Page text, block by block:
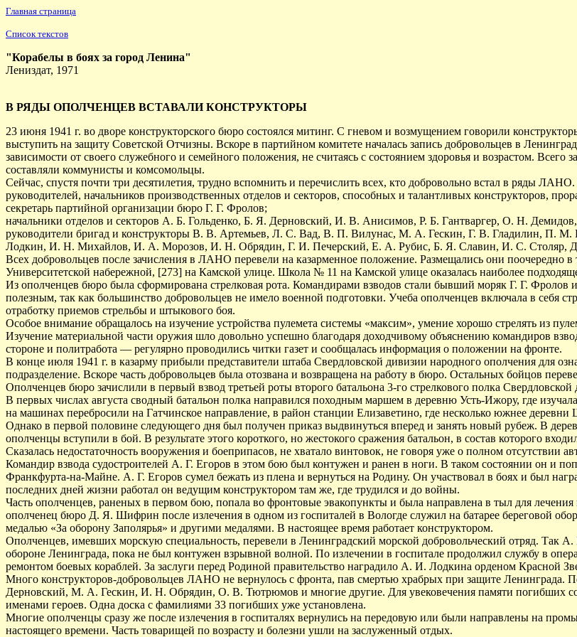
Главная страница
Список текстов
"Корабелы в боях за город Ленина"
Лениздат, 1971
В РЯДЫ ОПОЛЧЕНЦЕВ ВСТАВАЛИ КОНСТРУКТОРЫ
23 июня 1941 г. во дворе конструкторского бюро состоялся митинг. С гневом и возмущением говорили
выступить на защиту Советской Отчизны. Вскоре в партийном комитете началась запись добровольцев в
зависимости от своего служебного и семейного положения, не считаясь с состоянием здоровья и возрастом.
составляли коммунисты и комсомольцы.
Сейчас, спустя почти три десятилетия, трудно вспомнить и перечислить всех, кто добровольно встал в ряды
руководителей, начальников производственных отделов и секторов, способных и талантливых конструкторов,
секретарь партийной организации бюро Г. Г. Фролов;
начальники отделов и секторов А. Б. Гольденко, Б. Я. Дерновский, И. В. Анисимов, Р. Б. Гантваргер, О. Н.
руководители бригад и конструкторы В. В. Артемьев, Л. С. Вад, В. П. Вилунас, М. А. Гескин, Г. В. Гладилин, П.
Лодкин, И. Н. Михайлов, И. А. Морозов, И. Н. Обрядин, Г. И. Печерский, Е. А. Рубис, Б. Я. Славин, И. С. Столяр,
Всех добровольцев после зачисления в ЛАНО перевели на казарменное положение. Размещались они поочередно в
Университетской набережной, [273] на Камской улице. Школа № 11 на Камской улице оказалась наиболее
Из ополченцев бюро была сформирована стрелковая рота. Командирами взводов стали бывший моряк Г. Г.
полезным, так как большинство добровольцев не имело военной подготовки. Учеба ополченцев включала в себя
отработку приемов стрельбы и штыкового боя.
Особое внимание обращалось на изучение устройства пулемета системы «максим», умение хорошо стрелять из
Изучение материальной части оружия шло довольно успешно благодаря доходчивому объяснению командиров
стороне и политработа — регулярно проводились читки газет и сообщалась информация о положении на фронте.
В конце июля 1941 г. в казарму прибыли представители штаба Свердловской дивизии народного ополчения для
подразделение. Вскоре часть добровольцев была отозвана и возвращена на работу в бюро. Остальных бойцов
Ополченцев бюро зачислили в первый взвод третьей роты второго батальона 3-го стрелкового полка
В первых числах августа сводный батальон полка направился походным маршем в деревню Усть-Ижору, где
на машинах перебросили на Гатчинское направление, в район станции Елизаветино, где несколько южнее
Однако в первой половине следующего дня был получен приказ выдвинуться вперед и занять новый рубеж. В
ополченцы вступили в бой. В результате этого короткого, но жестокого сражения батальон, в состав которого
Сказалась недостаточность вооружения и боеприпасов, не хватало винтовок, не говоря уже о полном отсутствии
Командир взвода судостроителей А. Г. Егоров в этом бою был контужен и ранен в ноги. В таком состоянии он и
Франкфурта-на-Майне. А. Г. Егоров сумел бежать из плена и вернуться на Родину. Он участвовал в боях и был
последних дней жизни работал он ведущим конструктором там же, где трудился и до войны.
Часть ополченцев, раненых в первом бою, попала во фронтовые эвакопункты и была направлена в тыл для
ополченец бюро Д. Я. Шифрин после излечения в одном из госпиталей в Вологде служил на батарее береговой
медалью «За оборону Заполярья» и другими медалями. В настоящее время работает конструктором.
Ополченцев, имевших морскую специальность, перевели в Ленинградский морской добровольческий отряд. Так
обороне Ленинграда, пока не был контужен взрывной волной. По излечении в госпитале продолжил службу в
ремонтом боевых кораблей. За заслуги перед Родиной правительство наградило А. И. Лодкина орденом Красной
Много конструкторов-добровольцев ЛАНО не вернулось с фронта, пав смертью храбрых при защите Ленинграда.
Дерновский, М. А. Гескин, И. Н. Обрядин, О. В. Тютрюмов и многие другие. Для увековечения памяти погибших
именами героев. Одна доска с фамилиями 33 погибших уже установлена.
Многие ополченцы сразу же после излечения в госпиталях вернулись на передовую или были направлены на
настоящего времени. Часть товарищей по возрасту и болезни ушли на заслуженный отдых.